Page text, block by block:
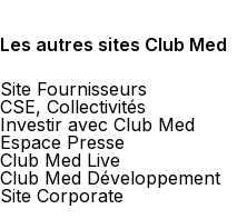
Les autres sites Club Med
Site Fournisseurs
CSE, Collectivités
Investir avec Club Med
Espace Presse
Club Med Live
Club Med Développement
Site Corporate